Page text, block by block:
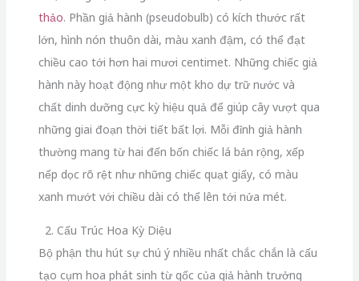
thảo. Phần giả hành (pseudobulb) có kích thước rất
lớn, hình nón thuôn dài, màu xanh đậm, có thể đạt
chiều cao tới hơn hai mươi centimet. Những chiếc giả
hành này hoạt động như một kho dự trữ nước và
chất dinh dưỡng cực kỳ hiệu quả để giúp cây vượt qua
những giai đoạn thời tiết bất lợi. Mỗi đỉnh giả hành
thường mang từ hai đến bốn chiếc lá bản rộng, xếp
nếp dọc rõ rệt như những chiếc quạt giấy, có màu
xanh mướt với chiều dài có thể lên tới nửa mét.
2. Cấu Trúc Hoa Kỳ Diệu
Bộ phận thu hút sự chú ý nhiều nhất chắc chắn là cấu
tạo cụm hoa phát sinh từ gốc của giả hành trưởng